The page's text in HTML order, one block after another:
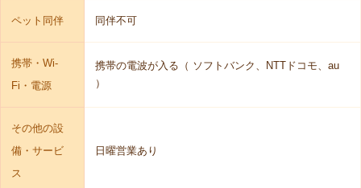
ペット同伴 同伴不可
携帯・Wi-
Fi・電源
携帯の電波が入る（ ソフトバンク、NTTドコモ、au
）
その他の設
備・サービ
ス
日曜営業あり